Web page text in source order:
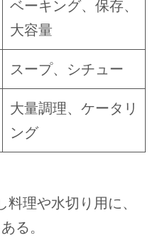
ベーキング、保存、
大容量
スープ、シチュー
大量調理、ケータリ
ング
理や水切り用に、
る。